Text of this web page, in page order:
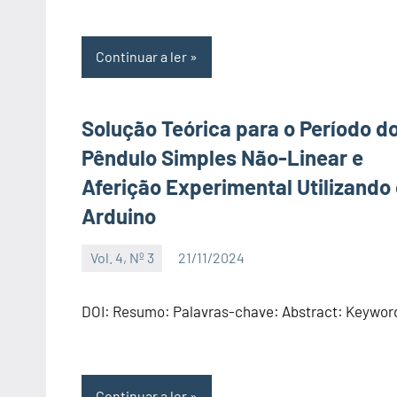
Continuar a ler
Solução Teórica para o Período
Pêndulo Simples Não-Linear e
Aferição Experimental Utilizando
Arduino
Vol. 4, Nº 3 21/11/2024
DOI: Resumo: Palavras-chave: Abstract: